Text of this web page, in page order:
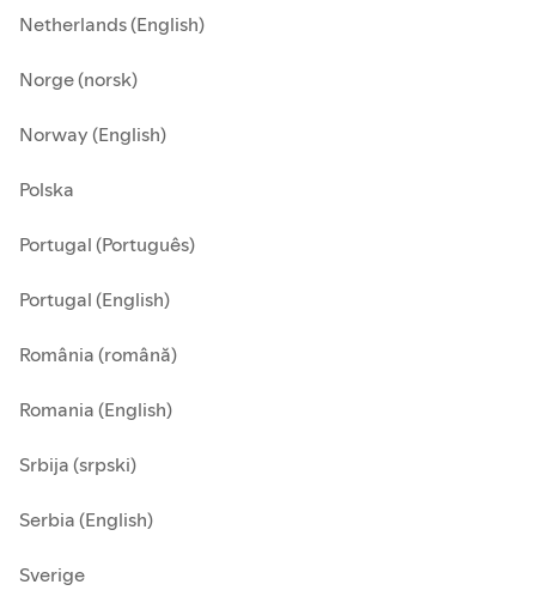
Netherlands (English)
Norge (norsk)
Norway (English)
Polska
Portugal (Português)
Portugal (English)
România (română)
Romania (English)
Srbija (srpski)
Serbia (English)
Sverige